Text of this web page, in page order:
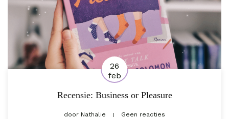
26
feb
Recensie: Business or Pleasure
door Nathalie Geen reacties